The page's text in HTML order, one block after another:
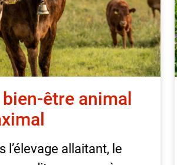
bien-être animal
l’élevage allaitant, le